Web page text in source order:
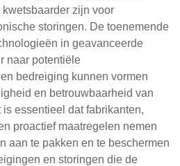
zijn voor
storingen. De toenemende
in geavanceerde
naar potentiële
bedreiging kunnen vormen
en betrouwbaarheid van
essentieel dat fabrikanten,
proactief maatregelen nemen
aan te pakken en te beschermen
en storingen die de